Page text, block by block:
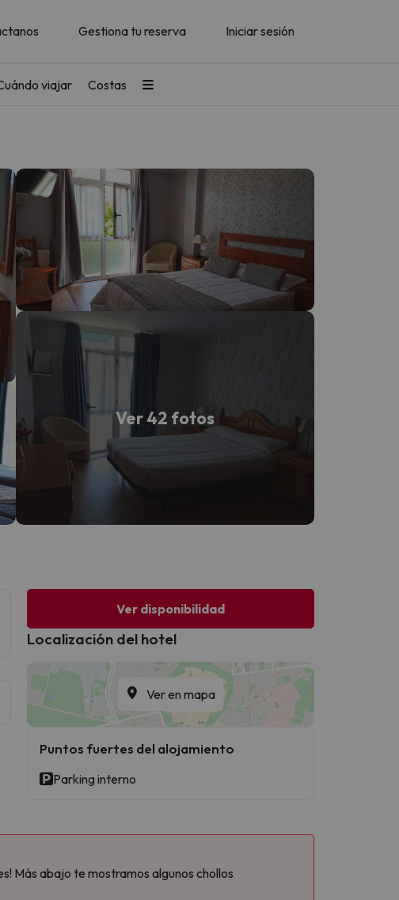
Gestiona tu reserva Iniciar sesión
viajar Costas
Ver 42 fotos
Ver disponibilidad
Localización del hotel
Ver en mapa
Puntos fuertes del alojamiento
Parking interno
Más abajo te mostramos algunos chollos